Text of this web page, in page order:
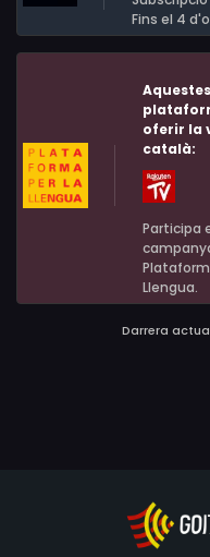
Fins el 4
Aquestes
oferir la
català:
Participa
Llengua.
Darrera